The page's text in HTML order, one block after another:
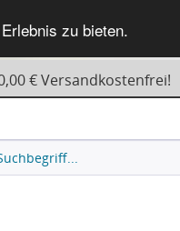
zu bieten.
€ Versandkostenfrei!